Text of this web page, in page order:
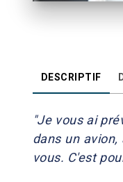
DESCRIPTIF
"Je vous ai
dans un
vous. C'est